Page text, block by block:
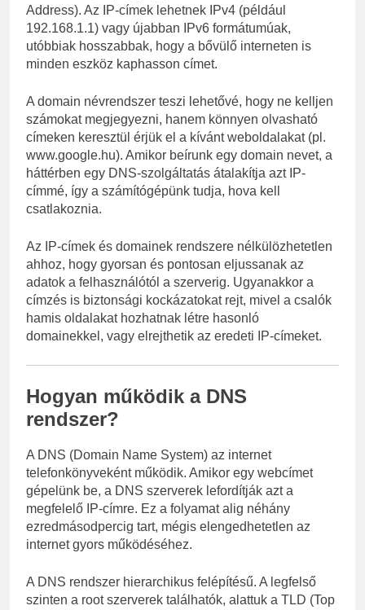
Address). Az IP-címek lehetnek IPv4 (például
192.168.1.1) vagy újabban IPv6 formátumúak,
utóbbiak hosszabbak, hogy a bővülő interneten is
minden eszköz kaphasson címet.
A domain névrendszer teszi lehetővé, hogy ne kelljen
számokat megjegyezni, hanem könnyen olvasható
címeken keresztül érjük el a kívánt weboldalakat (pl.
www.google.hu). Amikor beírunk egy domain nevet, a
háttérben egy DNS-szolgáltatás átalakítja azt IP-
címmé, így a számítógépünk tudja, hova kell
csatlakoznia.
Az IP-címek és domainek rendszere nélkülözhetetlen
ahhoz, hogy gyorsan és pontosan eljussanak az
adatok a felhasználótól a szerverig. Ugyanakkor a
címzés is biztonsági kockázatokat rejt, mivel a csalók
hamis oldalakat hozhatnak létre hasonló
domainekkel, vagy elrejthetik az eredeti IP-címeket.
Hogyan működik a DNS
rendszer?
A DNS (Domain Name System) az internet
telefonkönyveként működik. Amikor egy webcímet
gépelünk be, a DNS szerverek lefordítják azt a
megfelelő IP-címre. Ez a folyamat alig néhány
ezredmásodpercig tart, mégis elengedhetetlen az
internet gyors működéséhez.
A DNS rendszer hierarchikus felépítésű. A legfelső
szinten a root szerverek találhatók, alattuk a TLD (Top